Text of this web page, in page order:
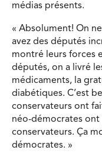
médias présents.
« Absolument! On
avez des députés
montré leurs forces
députés, on a livré
médicaments, la
diabétiques. C’est
conservateurs ont
néo-démocrates ont
conservateurs. Ça
démocrates. »